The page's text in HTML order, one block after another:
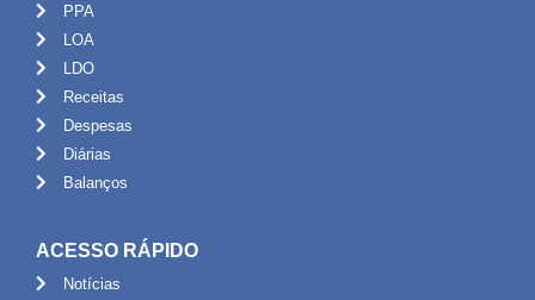
PPA
LOA
LDO
Receitas
Despesas
Diárias
Balanços
ACESSO RÁPIDO
Notícias